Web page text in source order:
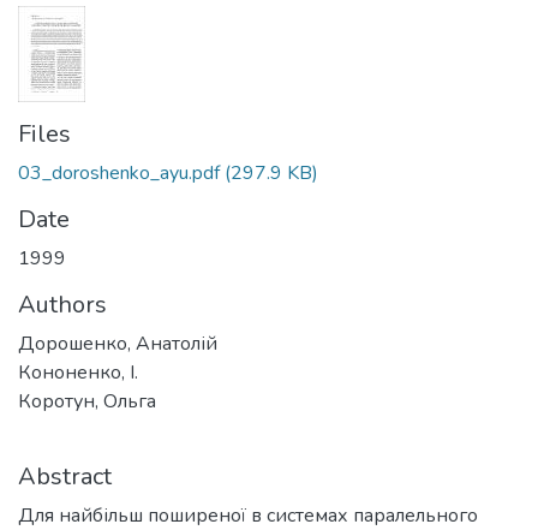
Files
03_doroshenko_ayu.pdf(297.9 KB)
Date
1999
Authors
Дорошенко, Анатолій
Кононенко, І.
Коротун, Ольга
Abstract
Для найбільш поширеної в системах паралельного